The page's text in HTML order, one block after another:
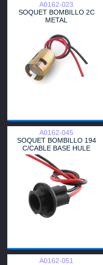
A0162-023
SOQUET BOMBILLO 2C
METAL
A0162-045
SOQUET BOMBILLO 194
C/CABLE BASE HULE
A0162-051